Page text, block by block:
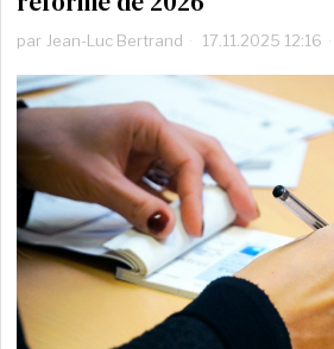
par Jean-Luc Bertrand 17.11.2025 12:16